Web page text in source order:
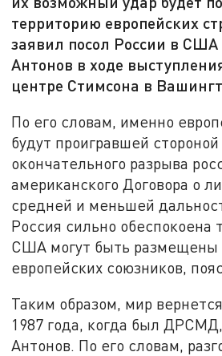
территорию европейских
заявил посол России в
Антонов в ходе
центре Стимсона в
По его словам, именно
будут проигравшей
окончательного разрыва
американского Договора о
средней и меньшей
Россия сильно обеспокоена
США могут быть размещены
европейских союзников,
Таким образом, мир
1987 года, когда был
Антонов. По его словам,